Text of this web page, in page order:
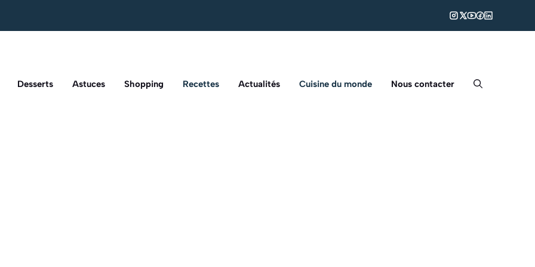
Desserts Astuces Shopping Recettes Actualités Cuisine du monde Nous contacter